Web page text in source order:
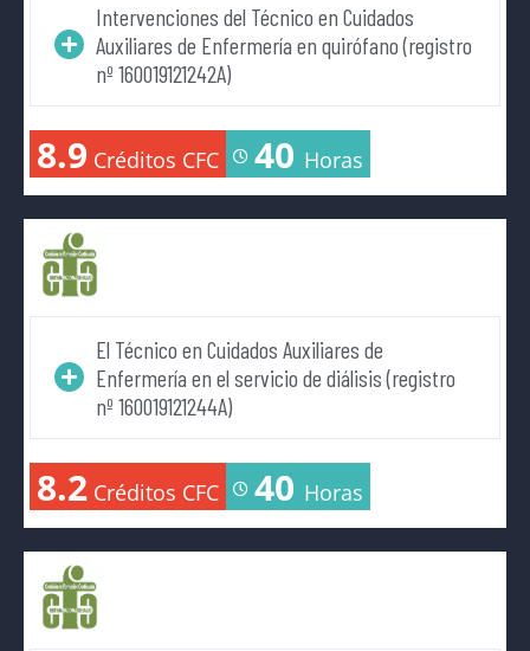
Intervenciones del Técnico en Cuidados
Auxiliares de Enfermería en quirófano (registro
nº 160019121242A)
8.9 Créditos CFC 40 Horas
El Técnico en Cuidados Auxiliares de
Enfermería en el servicio de diálisis (registro
nº 160019121244A)
8.2 Créditos CFC 40 Horas